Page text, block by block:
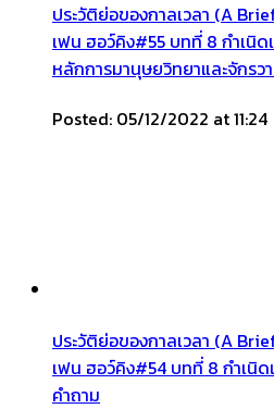
ประวัติย่อของกาลเวลา (A
เฟน ฮอว์คิง#55 บทที่ 8 กำเนิด
หลักการมานุษยวิทยาและจักรว
Posted: 05/12/2022 at 11:24
ประวัติย่อของกาลเวลา (A
เฟน ฮอว์คิง#54 บทที่ 8 กำเนิด
คำถาม